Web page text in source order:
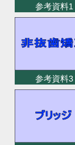
参考資料1
参考資料3